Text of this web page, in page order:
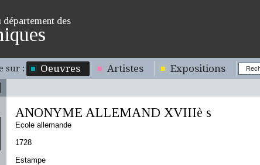
des
sur : Oeuvres Artistes Expositions
ANONYME ALLEMAND XVIIIè s
Ecole allemande
1728
Estampe